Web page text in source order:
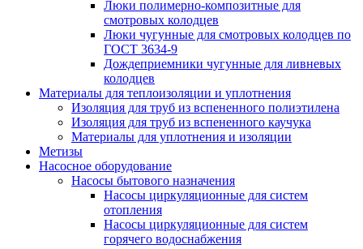
Люки полимерно-композитные для
смотровых колодцев
Люки чугунные для смотровых колодцев по
ГОСТ 3634-9
Дождеприемники чугунные для ливневых
колодцев
Материалы для теплоизоляции и уплотнения
Изоляция для труб из вспененного полиэтилена
Изоляция для труб из вспененного каучука
Материалы для уплотнения и изоляции
Метизы
Насосное оборудование
Насосы бытового назначения
Насосы циркуляционные для систем
отопления
Насосы циркуляционные для систем
горячего водоснабжения